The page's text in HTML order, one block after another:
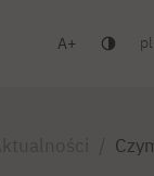
A pl